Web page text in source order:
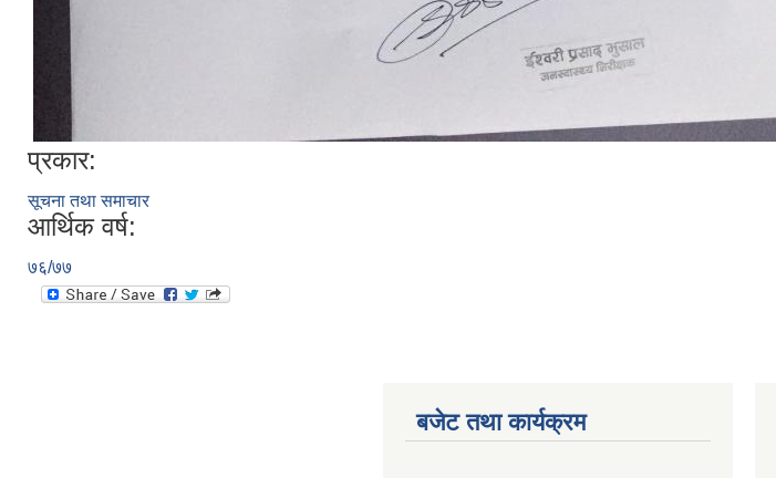
प्रकार:
सूचना तथा समाचार
आर्थिक वर्ष:
७६/७७
बजेट तथा कार्यक्रम